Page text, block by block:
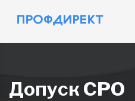
Допуск СРО